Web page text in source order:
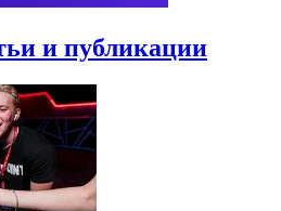
и публикации